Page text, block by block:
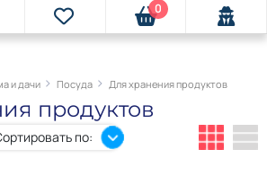
0
и дачи Посуда Для хранения продуктов
продуктов
по: